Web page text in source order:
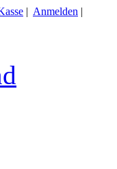
| Anmelden |